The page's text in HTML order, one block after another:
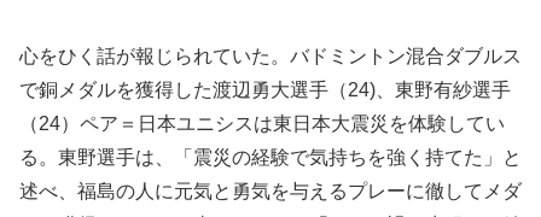
心をひく話が報じられていた。バドミントン混合ダブルス
で銅メダルを獲得した渡辺勇大選手（24)、東野有紗選手
（24）ペア＝日本ユニシスは東日本大震災を体験してい
る。東野選手は、「震災の経験で気持ちを強く持てた」と
述べ、福島の人に元気と勇気を与えるプレーに徹してメダ